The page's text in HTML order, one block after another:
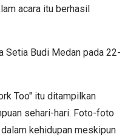
acara itu berhasil
Setia Budi Medan pada 22-
Too" itu ditampilkan
sehari-hari. Foto-foto
kehidupan meskipun